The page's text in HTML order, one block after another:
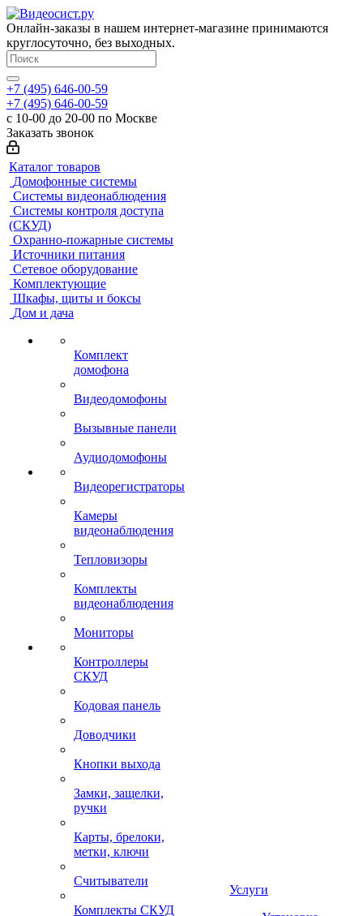
Онлайн-заказы в нашем интернет-магазине принимаются
круглосуточно, без выходных.
+7 (495) 646-00-59
+7 (495) 646-00-59
с 10-00 до 20-00 по Москве
Заказать звонок
Каталог товаров
Домофонные системы
Системы видеонаблюдения
Системы контроля доступа
(СКУД)
Охранно-пожарные системы
Источники питания
Сетевое оборудование
Комплектующие
Шкафы, щиты и боксы
Дом и дача
Комплект
домофона
Видеодомофоны
Вызывные панели
Аудиодомофоны
Видеорегистраторы
Камеры
видеонаблюдения
Тепловизоры
Комплекты
видеонаблюдения
Мониторы
Контроллеры
СКУД
Кодовая панель
Доводчики
Кнопки выхода
Замки, защелки,
ручки
Карты, брелоки,
метки, ключи
Считыватели
Комплекты СКУД
Услуги